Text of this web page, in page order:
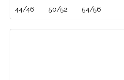
44/46 50/52 54/56